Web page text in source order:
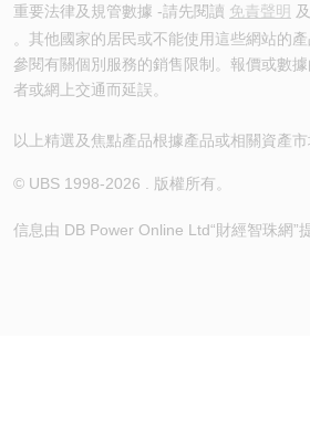
重要法律及規管數據 -請先閱讀 免責聲明 及
。其他國家的居民或不能使用這些網站的
參閱有關個別服務的銷售限制。報價或數
者或網上交通而延誤。
以上精選及焦點產品根據產品或相關資產
© UBS 1998-2026 . 版權所有。
信息由 DB Power Online Ltd“財經智珠網”